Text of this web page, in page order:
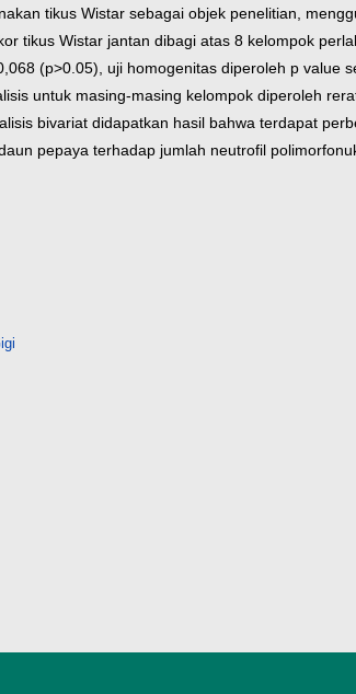
tikus Wistar sebagai objek penelitian,
tikus Wistar jantan dibagi atas 8 kelompok
(p>0.05), uji homogenitas diperoleh p value
untuk masing-masing kelompok diperoleh
bivariat didapatkan hasil bahwa terdapat
pepaya terhadap jumlah neutrofil